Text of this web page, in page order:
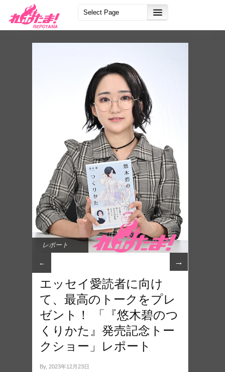
レポート
← →
エッセイ愛読者に向け
て、最高のトークをプレ
ゼント！ 「『悠木碧のつ
くりかた』発売記念トー
クショー」レポート
By, 2023年12月23日